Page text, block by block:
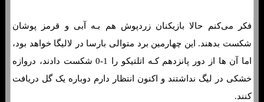
فکر می‌کنم حالا بازیکنان زردپوش هم بـه آبی و قرمز پوشان
شکست بدهند. این چهارمین برد متوالی بارسا در لالیگا خواهد بود،
اما آن ها از دور پانزدهم کـه اتلتیکو را 1-0 شکست دادند، دروازه
خشکی در لیگ نداشتند و اکنون انتظار دارم دوباره یک گل دریافت
کنند.